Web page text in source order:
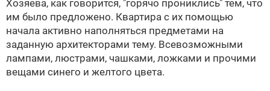
Хозяева, как говорится, "горячо прониклись" тем, что
им было предложено. Квартира с их помощью
начала активно наполняться предметами на
заданную архитекторами тему. Всевозможными
лампами, люстрами, чашками, ложками и прочими
вещами синего и желтого цвета.